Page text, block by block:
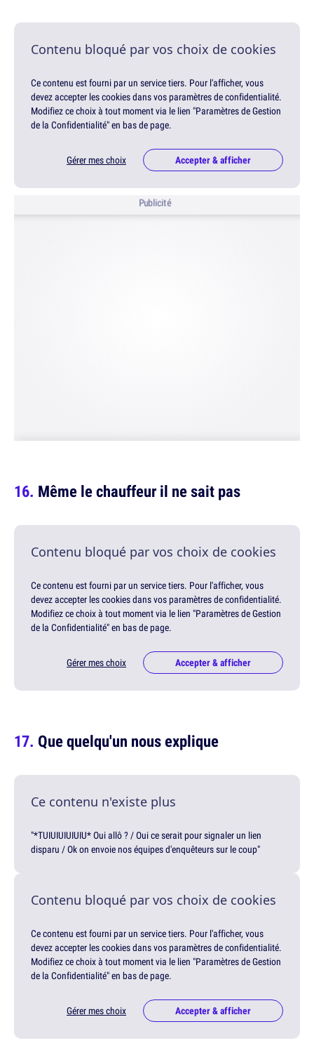
Contenu bloqué par vos choix de cookies
Ce contenu est fourni par un service tiers. Pour l'afficher, vous
devez accepter les cookies dans vos paramètres de confidentialité.
Modifiez ce choix à tout moment via le lien "Paramètres de Gestion
de la Confidentialité" en bas de page.
Gérer mes choix Accepter & afficher
Publicité
Même le chauffeur il ne sait pas
Contenu bloqué par vos choix de cookies
Ce contenu est fourni par un service tiers. Pour l'afficher, vous
devez accepter les cookies dans vos paramètres de confidentialité.
Modifiez ce choix à tout moment via le lien "Paramètres de Gestion
de la Confidentialité" en bas de page.
Gérer mes choix Accepter & afficher
Que quelqu'un nous explique
Ce contenu n'existe plus
"*TUIUIUIUIUIU* Oui allô ? / Oui ce serait pour signaler un lien
disparu / Ok on envoie nos équipes d'enquêteurs sur le coup"
Contenu bloqué par vos choix de cookies
Ce contenu est fourni par un service tiers. Pour l'afficher, vous
devez accepter les cookies dans vos paramètres de confidentialité.
Modifiez ce choix à tout moment via le lien "Paramètres de Gestion
de la Confidentialité" en bas de page.
Gérer mes choix Accepter & afficher